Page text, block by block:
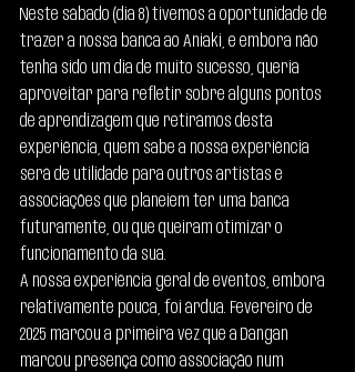
Neste sábado (dia 8) tivemos a oportunidade de
trazer a nossa banca ao Aniaki, e embora não
tenha sido um dia de muito sucesso, queria
aproveitar para refletir sobre alguns pontos
de aprendizagem que retirámos desta
experiência, quem sabe a nossa experiência
será de utilidade para outros artistas e
associações que planeiem ter uma banca
futuramente, ou que queiram otimizar o
funcionamento da sua.
A nossa experiência geral de eventos, embora
relativamente pouca, foi árdua. Fevereiro de
2025 marcou a primeira vez que a Dangan
marcou presença como associação num